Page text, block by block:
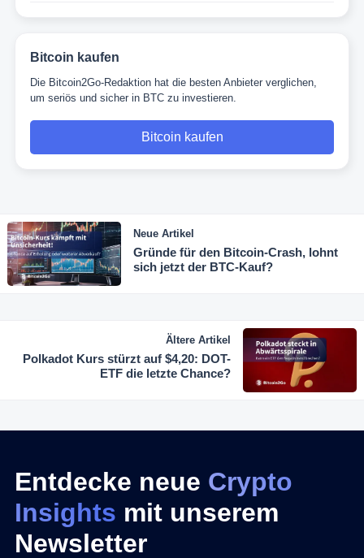
Bitcoin kaufen
Die Bitcoin2Go-Redaktion hat die besten Anbieter verglichen,
um seriös und sicher in BTC zu investieren.
Bitcoin kaufen
Neue Artikel
Gründe für den Bitcoin-Crash, lohnt
sich jetzt der BTC-Kauf?
Ältere Artikel
Polkadot Kurs stürzt auf $4,20: DOT-
ETF die letzte Chance?
Entdecke neue Crypto
Insights mit unserem
Newsletter